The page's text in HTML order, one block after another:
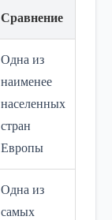
Сравнение
Одна из
наименее
населенных
стран
Европы
Одна из
самых